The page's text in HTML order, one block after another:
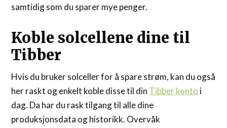
samtidig som du sparer mye penger.
Koble solcellene dine til
Tibber
Hvis du bruker solceller for å spare strøm, kan du også
her raskt og enkelt koble disse til din Tibber konto i
dag. Da har du rask tilgang til alle dine
produksjonsdata og historikk. Overvåk